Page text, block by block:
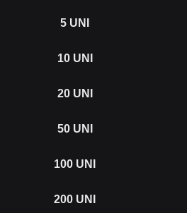
5 UNI
10 UNI
20 UNI
50 UNI
100 UNI
200 UNI